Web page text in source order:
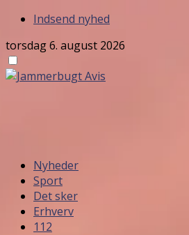
Indsend nyhed
torsdag 6. august 2026
Nyheder
Sport
Det sker
Erhverv
112